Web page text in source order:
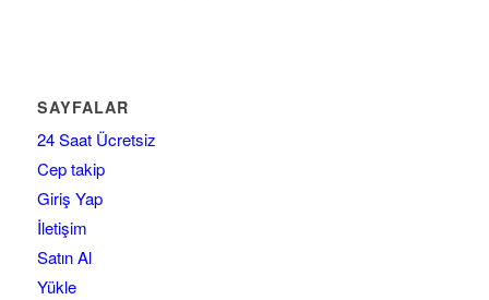
SAYFALAR
24 Saat Ücretsiz
Cep takip
Giriş Yap
İletişim
Satın Al
Yükle